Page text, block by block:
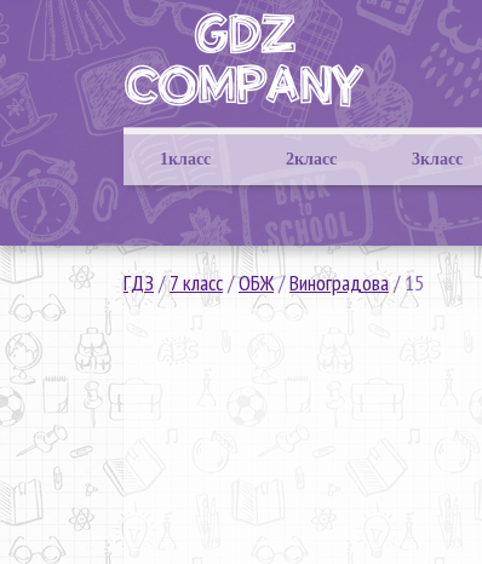
1класс 2класс 3класс
ГДЗ /7 класс/ОБЖ/Виноградова/15